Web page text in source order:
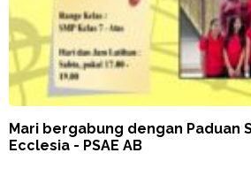
Mari bergabung dengan Paduan
Ecclesia - PSAE AB